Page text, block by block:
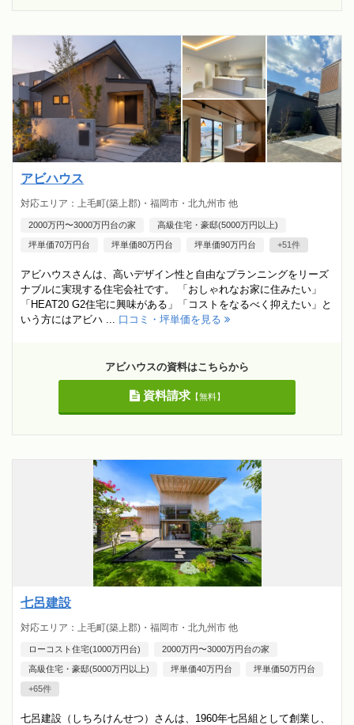
アビハウス
対応エリア：上毛町(築上郡)・福岡市・北九州市 他
2000万円〜3000万円台の家 高級住宅・豪邸(5000万円以上)
坪単価70万円台 坪単価80万円台 坪単価90万円台 +51件
アビハウスさんは、高いデザイン性と自由なプランニングをリーズ
ナブルに実現する住宅会社です。 「おしゃれなお家に住みたい」
「HEAT20 G2住宅に興味がある」「コストをなるべく抑えたい」と
いう方にはアビハ ... 口コミ・坪単価を見る
アビハウスの資料はこちらから
資料請求【無料】
七呂建設
対応エリア：上毛町(築上郡)・福岡市・北九州市 他
ローコスト住宅(1000万円台) 2000万円〜3000万円台の家
高級住宅・豪邸(5000万円以上) 坪単価40万円台 坪単価50万円台
+65件
七呂建設（しちろけんせつ）さんは、1960年七呂組として創業し、